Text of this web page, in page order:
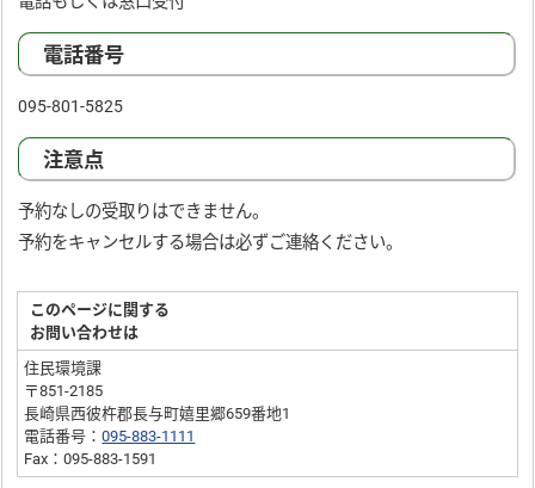
電話番号
095-801-5825
注意点
予約なしの受取りはできません。
予約をキャンセルする場合は必ずご連絡ください。
このページに関する
お問い合わせは
住民環境課
〒851-2185
長崎県西彼杵郡長与町嬉里郷659番地1
電話番号：095-883-1111
Fax：095-883-1591